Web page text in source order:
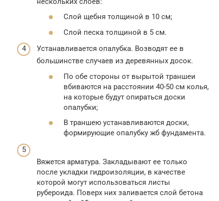
Слой щебня толщиной в 10 см;
Слой песка толщиной в 5 см.
Устанавливается опалубка. Возводят ее в
большинстве случаев из деревянных досок.
По обе стороны от вырытой траншеи
вбиваются на расстоянии 40-50 см колья,
на которые будут опираться доски
опалубки;
В траншею устанавливаются доски,
формирующие опалубку жб фундамента.
Вяжется арматура. Закладывают ее только
после укладки гидроизоляции, в качестве
которой могут использоваться листы
рубероида. Поверх них заливается слой бетона